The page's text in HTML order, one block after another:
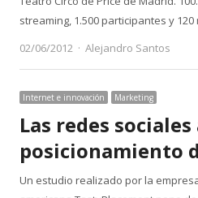
streaming, 1.500 participantes y
02/06/2012
Author
Alejandro Santos
Internet e innovación Marketing
Las redes
posicionamiento
Un estudio realizado por la